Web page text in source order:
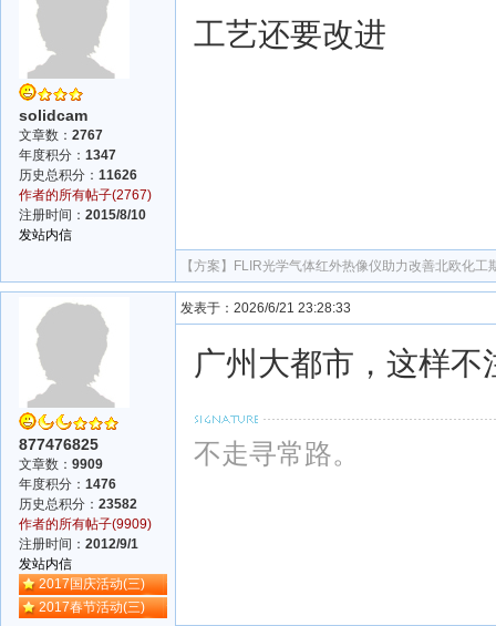
solidcam
文章数： 2767
年度积分： 1347
历史总积分： 11626
作者的所有帖子(2767)
注册时间： 2015/8/10
发站内信
工艺还要改进
【方案】 FLIR光学气体红外热像仪助力改善北欧化工
877476825
文章数： 9909
年度积分： 1476
历史总积分： 23582
作者的所有帖子(9909)
注册时间： 2012/9/1
发站内信
2017国庆活动(三)
2017春节活动(三)
发表于：2026/6/21 23:28:33
广州大都市，这样
不走寻常路。